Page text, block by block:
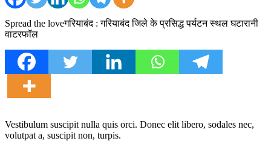
Spread the loveगरियाबंद : गरियाबंद जिले के प्रसिद्ध पर्यटन स्थल घटारानी
वाटरफॉल
Vestibulum suscipit nulla quis orci. Donec elit libero, sodales nec,
volutpat a, suscipit non, turpis.